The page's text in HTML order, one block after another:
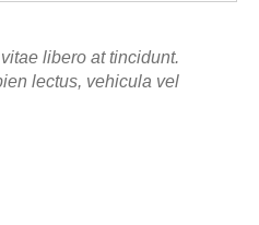
libero at tincidunt.
lectus, vehicula vel